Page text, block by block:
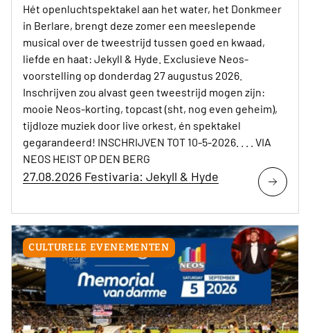
Hét openluchtspektakel aan het water, het Donkmeer
in Berlare, brengt deze zomer een meeslepende
musical over de tweestrijd tussen goed en kwaad,
liefde en haat: Jekyll & Hyde. Exclusieve Neos-
voorstelling op donderdag 27 augustus 2026.
Inschrijven zou alvast geen tweestrijd mogen zijn:
mooie Neos-korting, topcast (sht, nog even geheim),
tijdloze muziek door live orkest, én spektakel
gegarandeerd! INSCHRIJVEN TOT 10-5-2026. . . . VIA
NEOS HEIST OP DEN BERG
27.08.2026 Festivaria: Jekyll & Hyde
CULTURELE EVENEMENTEN